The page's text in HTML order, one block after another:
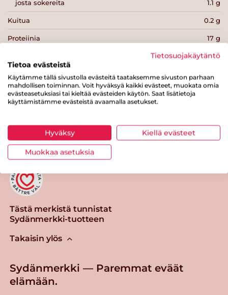
josta sokereita 1.1 g
Kuitua 0.2 g
Proteiinia 17 g
0.9 g
Tästä merkistä tunnistat
Sydänmerkki-tuotteen
Takaisin ylös
Sydänmerkki — Paremmat eväät
elämään.
Tietosuojakäytäntö
Tietoa evästeistä
Käytämme tällä sivustolla evästeitä taataksemme sivuston parhaan
mahdollisen toiminnan. Voit hyväksyä kaikki evästeet, muokata omia
evästeasetuksiasi tai kieltää evästeiden käytön. Saat lisätietoja
käyttämistämme evästeistä avaamalla asetukset.
Hyväksy Kiellä evästeet
Muokkaa asetuksia